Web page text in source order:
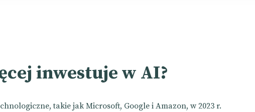
inwestuje w AI?
takie jak Microsoft, Google i Amazon, w 2023 r.